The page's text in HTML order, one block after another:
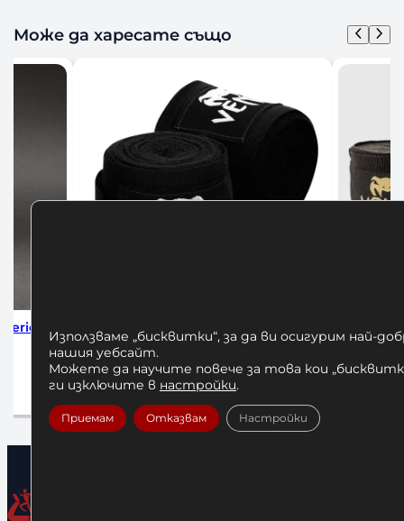
Може да харесате също
Black
Бинтове за Бокс Venum 4м
Black/Gold
12,00 €/ 23,47 лв.
Използваме „бисквитки“, за да ви осигурим най-
нашия уебсайт.
Можете да научите повече за това кои
ги изключите в настройки.
Приемам Отказвам Настройки